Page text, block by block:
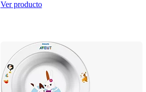
Ver producto